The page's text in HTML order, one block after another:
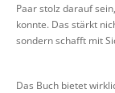
Paar stolz darauf
konnte. Das stärkt
sondern schafft mit
Das Buch bietet